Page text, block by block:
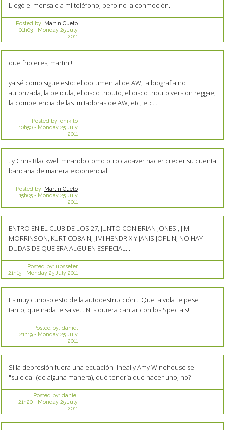
Llegó el mensaje a mi teléfono, pero no la conmoción.
Posted by: Martin Cueto
01h03- Monday 25 July
2011
que frio eres, martin!!!
ya sé como sigue esto: el documental de AW, la biografia no
autorizada, la pelicula, el disco tributo, el disco tributo version reggae,
la competencia de las imitadoras de AW, etc, etc...
Posted by: chikito
10h50- Monday 25 July
2011
..y Chris Blackwell mirando como otro cadaver hacer crecer su cuenta
bancaria de manera exponencial.
Posted by: Martin Cueto
15h05- Monday 25 July
2011
ENTRO EN EL CLUB DE LOS 27, JUNTO CON BRIAN JONES , JIM
MORRINSON, KURT COBAIN, JIMI HENDRIX Y JANIS JOPLIN, NO HAY
DUDAS DE QUE ERA ALGUIEN ESPECIAL...
Posted by: upsseter
21h15- Monday 25 July 2011
Es muy curioso esto de la autodestrucción... Que la vida te pese
tanto, que nada te salve... Ni siquiera cantar con los Specials!
Posted by: daniel
21h19- Monday 25 July
2011
Si la depresión fuera una ecuación lineal y Amy Winehouse se
"suicida" (de alguna manera), qué tendría que hacer uno, no?
Posted by: daniel
21h20- Monday 25 July
2011